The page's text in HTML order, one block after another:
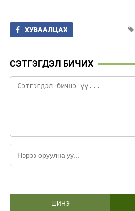
ХУВААЛЦАХ
СЭТГЭГДЭЛ БИЧИХ
ШИНЭ